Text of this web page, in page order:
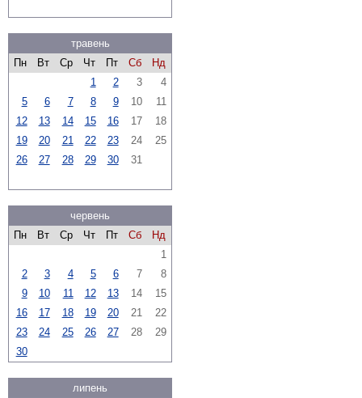
травень
Пн
Вт Ср Чт Пт Сб
Нд
1
2 3
4
5
6 7 8 9 10
11
12
13 14 15 16 17
18
19
20 21 22 23 24
25
26
27 28 29 30 31
червень
Пн
Вт Ср Чт Пт Сб
Нд
1
2
3 4 5 6 7
8
9
10 11 12 13 14
15
16
17 18 19 20 21
22
23
24 25 26 27 28
29
30
липень